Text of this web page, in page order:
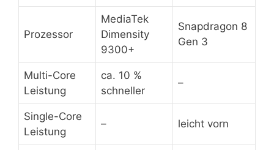
Prozessor
MediaTek
Dimensity
9300+
Snapdragon 8
Gen 3
Multi-Core
Leistung
ca. 10 %
schneller
–
Single-Core
Leistung
– leicht vorn